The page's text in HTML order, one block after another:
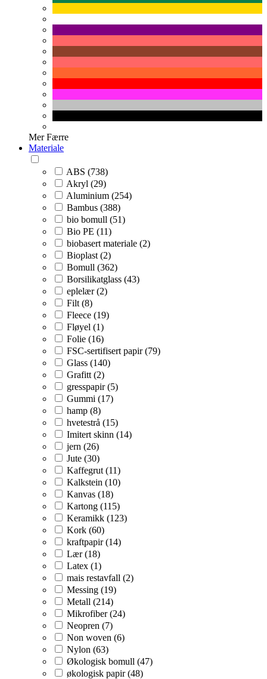
Mer Færre
Materiale
ABS (738)
Akryl (29)
Aluminium (254)
Bambus (388)
bio bomull (51)
Bio PE (11)
biobasert materiale (2)
Bioplast (2)
Bomull (362)
Borsilikatglass (43)
eplelær (2)
Filt (8)
Fleece (19)
Fløyel (1)
Folie (16)
FSC-sertifisert papir (79)
Glass (140)
Grafitt (2)
gresspapir (5)
Gummi (17)
hamp (8)
hvetestrå (15)
Imitert skinn (14)
jern (26)
Jute (30)
Kaffegrut (11)
Kalkstein (10)
Kanvas (18)
Kartong (115)
Keramikk (123)
Kork (60)
kraftpapir (14)
Lær (18)
Latex (1)
mais restavfall (2)
Messing (19)
Metall (214)
Mikrofiber (24)
Neopren (7)
Non woven (6)
Nylon (63)
Økologisk bomull (47)
økologisk papir (48)